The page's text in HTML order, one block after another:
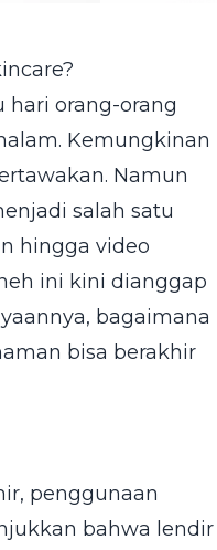
hari orang-orang
Kemungkinan
Namun
salah satu
hingga video
ini kini dianggap
bagaimana
bisa berakhir
penggunaan
bahwa lendir